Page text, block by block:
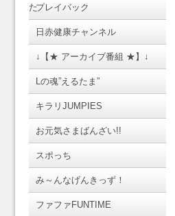
たプレイバック
日赤健康チャンネル
↓【★ アーカイブ番組 ★】↓
Lの魂”えるたま”
キラリJUMPIES
お元気さまばんざい!!
スポっち
み～んなげんきっず！
ファファFUNTIME